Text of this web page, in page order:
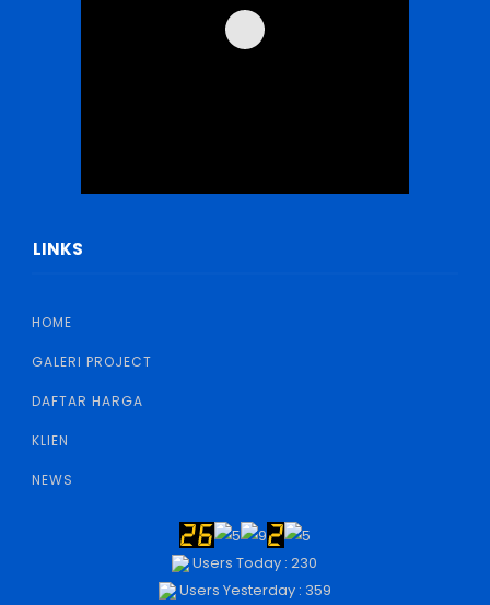
LINKS
HOME
GALERI PROJECT
DAFTAR HARGA
KLIEN
NEWS
Users Today : 230
Users Yesterday : 359